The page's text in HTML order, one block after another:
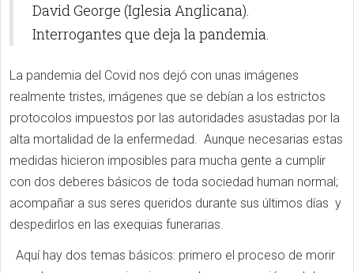
David George (Iglesia Anglicana).
Interrogantes que deja la pandemia.
La pandemia del Covid nos dejó con unas imágenes
realmente tristes, imágenes que se debían a los estrictos
protocolos impuestos por las autoridades asustadas por la
alta mortalidad de la enfermedad. Aunque necesarias estas
medidas hicieron imposibles para mucha gente a cumplir
con dos deberes básicos de toda sociedad human normal;
acompañar a sus seres queridos durante sus últimos días y
despedirlos en las exequias funerarias.
Aquí hay dos temas básicos: primero el proceso de morir